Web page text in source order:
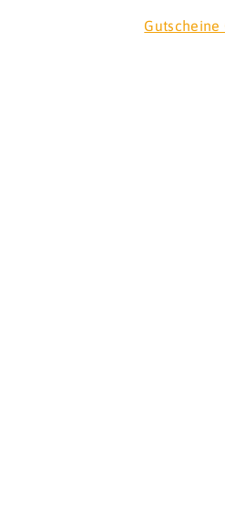
Gutscheine